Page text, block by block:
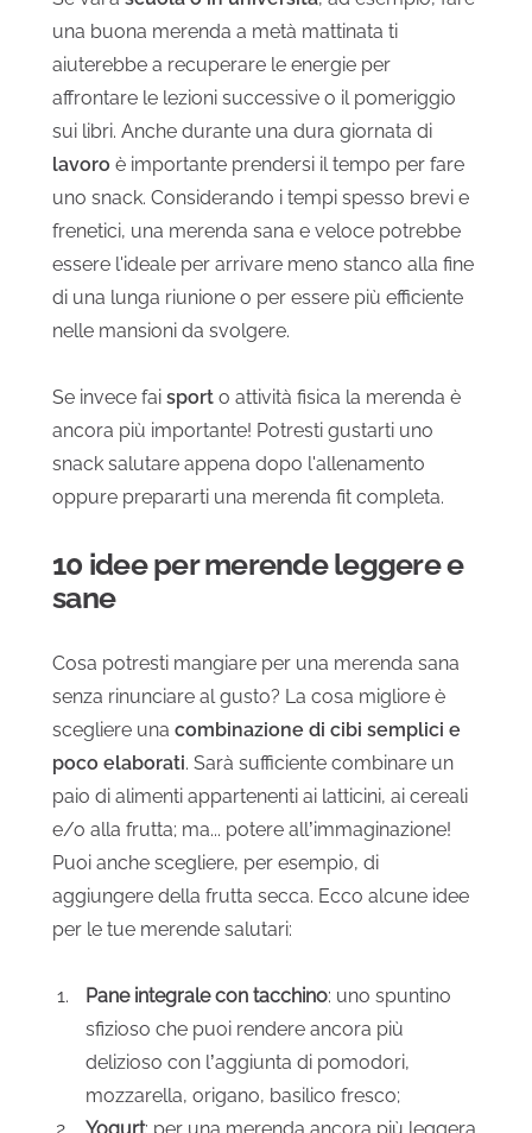
una buona merenda a metà mattinata ti
aiuterebbe a recuperare le energie per
affrontare le lezioni successive o il pomeriggio
sui libri. Anche durante una dura giornata di
lavoro è importante prendersi il tempo per fare
uno snack. Considerando i tempi spesso brevi e
frenetici, una merenda sana e veloce potrebbe
essere l'ideale per arrivare meno stanco alla fine
di una lunga riunione o per essere più efficiente
nelle mansioni da svolgere.
Se invece fai sport o attività fisica la merenda è
ancora più importante! Potresti gustarti uno
snack salutare appena dopo l'allenamento
oppure prepararti una merenda fit completa.
10 idee per merende leggere e
sane
Cosa potresti mangiare per una merenda sana
senza rinunciare al gusto? La cosa migliore è
scegliere una combinazione di cibi semplici e
poco elaborati. Sarà sufficiente combinare un
paio di alimenti appartenenti ai latticini, ai cereali
e/o alla frutta; ma... potere all’immaginazione!
Puoi anche scegliere, per esempio, di
aggiungere della frutta secca. Ecco alcune idee
per le tue merende salutari:
Pane integrale con tacchino: uno spuntino
sfizioso che puoi rendere ancora più
delizioso con l’aggiunta di pomodori,
mozzarella, origano, basilico fresco;